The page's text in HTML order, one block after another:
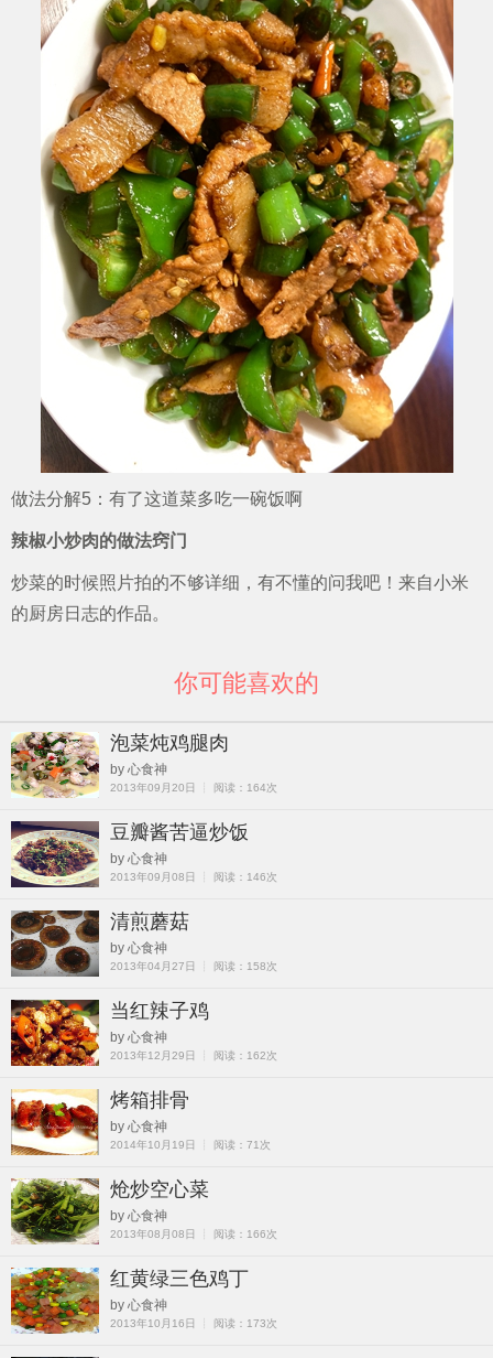
做法分解5：有了这道菜多吃一碗饭啊
辣椒小炒肉的做法窍门
炒菜的时候照片拍的不够详细，有不懂的问我吧！来自小米
的厨房日志的作品。
你可能喜欢的
泡菜炖鸡腿肉
by 心食神
2013年09月20日 ┊ 阅读：164次
豆瓣酱苦逼炒饭
by 心食神
2013年09月08日 ┊ 阅读：146次
清煎蘑菇
by 心食神
2013年04月27日 ┊ 阅读：158次
当红辣子鸡
by 心食神
2013年12月29日 ┊ 阅读：162次
烤箱排骨
by 心食神
2014年10月19日 ┊ 阅读：71次
炝炒空心菜
by 心食神
2013年08月08日 ┊ 阅读：166次
红黄绿三色鸡丁
by 心食神
2013年10月16日 ┊ 阅读：173次